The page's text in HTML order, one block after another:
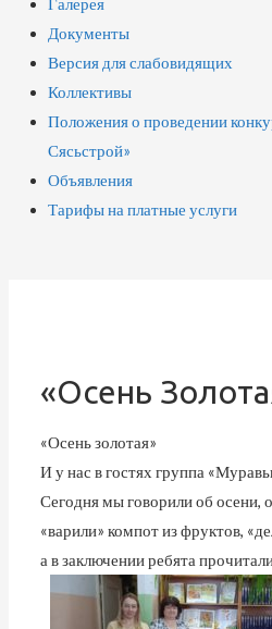
Документы
Версия для слабовидящих
Коллективы
Положения о проведении
Сясьстрой»
Объявления
Тарифы на платные услуги
«Осень
«Осень золотая»
И у нас в гостях группа
Сегодня мы говорили об осени,
«варили» компот из фруктов,
а в заключении ребята